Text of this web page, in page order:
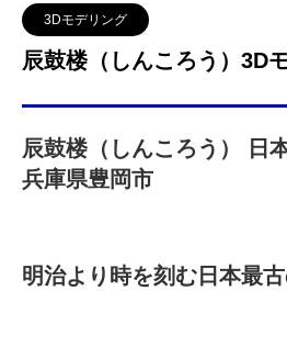
3Dモデリング
辰鼓楼（しんころう）3D
辰鼓楼（しんころう） 日
兵庫県豊岡市
明治より時を刻む日本最